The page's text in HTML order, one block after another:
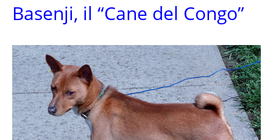
Basenji, il “Cane del Congo”